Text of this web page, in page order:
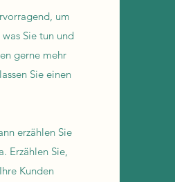
um
Sie tun und
gerne mehr
Sie einen
erzählen Sie
Erzählen Sie,
Kunden